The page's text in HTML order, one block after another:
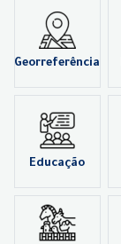
Georreferência
Educação